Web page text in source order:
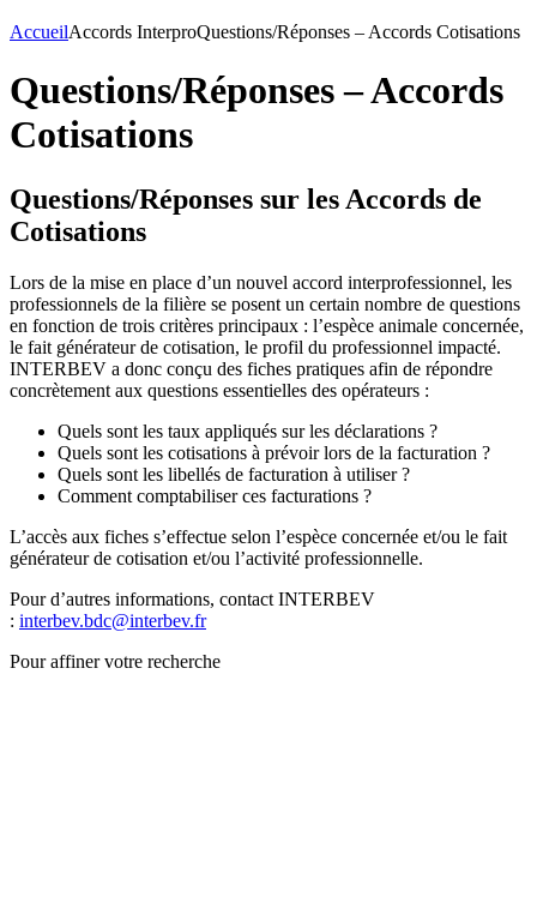
AccueilAccords InterproQuestions/Réponses – Accords Cotisations
Questions/Réponses – Accords
Cotisations
Questions/Réponses sur les Accords de
Cotisations
Lors de la mise en place d’un nouvel accord interprofessionnel, les
professionnels de la filière se posent un certain nombre de questions
en fonction de trois critères principaux : l’espèce animale concernée,
le fait générateur de cotisation, le profil du professionnel impacté.
INTERBEV a donc conçu des fiches pratiques afin de répondre
concrètement aux questions essentielles des opérateurs :
Quels sont les taux appliqués sur les déclarations ?
Quels sont les cotisations à prévoir lors de la facturation ?
Quels sont les libellés de facturation à utiliser ?
Comment comptabiliser ces facturations ?
L’accès aux fiches s’effectue selon l’espèce concernée et/ou le fait
générateur de cotisation et/ou l’activité professionnelle.
Pour d’autres informations, contact INTERBEV
: interbev.bdc@interbev.fr
Pour affiner votre recherche